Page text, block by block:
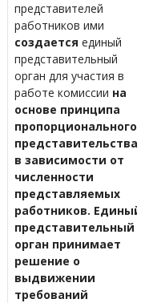
представителей
работников ими
создается единый
представительный
орган для участия в
работе комиссии на
основе принципа
пропорционального
представительства
в зависимости от
численности
представляемых
работников. Единый
представительный
орган принимает
решение о
выдвижении
требований